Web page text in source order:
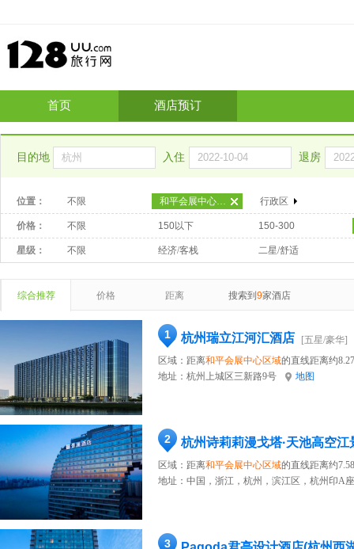
首页 酒店预订
目的地 入住 退房
位置： 不限 和平会展中心区域 行政区
价格： 不限 150以下 150-300
星级： 不限 经济/客栈 二星/舒适
综合推荐 价格 距离 搜索到 9家酒店
1 杭州瑞立江河汇酒店
[五星/豪华]
区域：距离和平会展中心区域的直线距离约
地址： 杭州上城区三新路9号 地图
2 杭州诗莉莉漫戈塔·天池高空江
区域：距离和平会展中心区域的直线距离约
地址： 中国，浙江，杭州，滨江区，杭州印A
3